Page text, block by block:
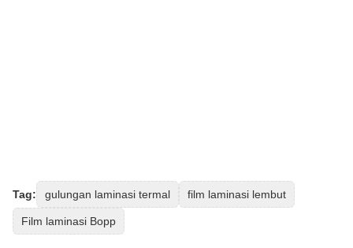
Tag: gulungan laminasi termal film laminasi lembut
Film laminasi Bopp